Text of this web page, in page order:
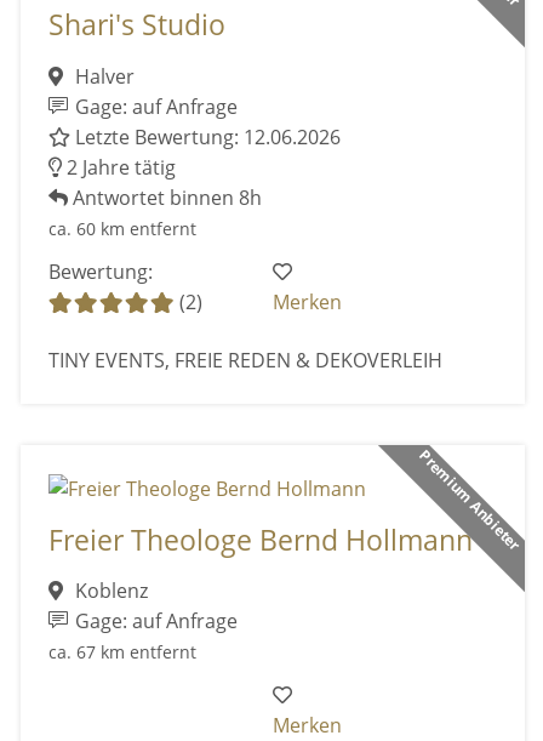
Shari's Studio
Halver
Gage: auf Anfrage
Letzte Bewertung: 12.06.2026
2 Jahre tätig
Antwortet binnen 8h
ca. 60 km entfernt
Bewertung:
(2)
Merken
TINY EVENTS, FREIE REDEN & DEKOVERLEIH
Premium Anbieter
Freier Theologe Bernd Hollmann
Koblenz
Gage: auf Anfrage
ca. 67 km entfernt
Merken